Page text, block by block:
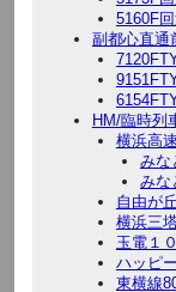
5160F
副都心直通
HM/臨時列
横浜高速
みな
みな
自由が
横浜三
玉電１
ハッピ
東横線